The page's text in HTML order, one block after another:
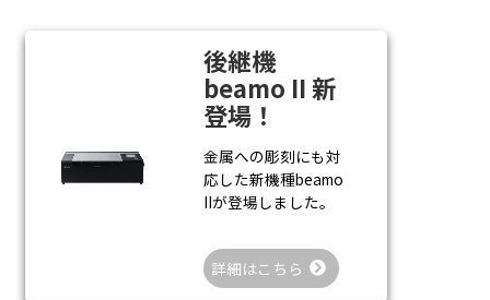
後継機
beamo II 新
登場！
金属への彫刻にも対
応した新機種beamo
IIが登場しました。
詳細はこちら